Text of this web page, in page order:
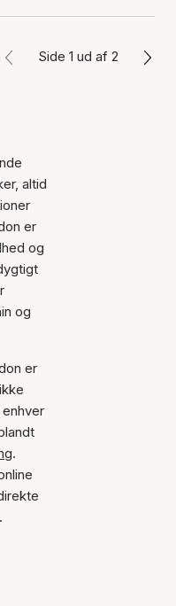
Side 1 ud af 2
altid
er
og
og
er
.